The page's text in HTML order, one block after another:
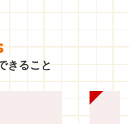
きること
サポート